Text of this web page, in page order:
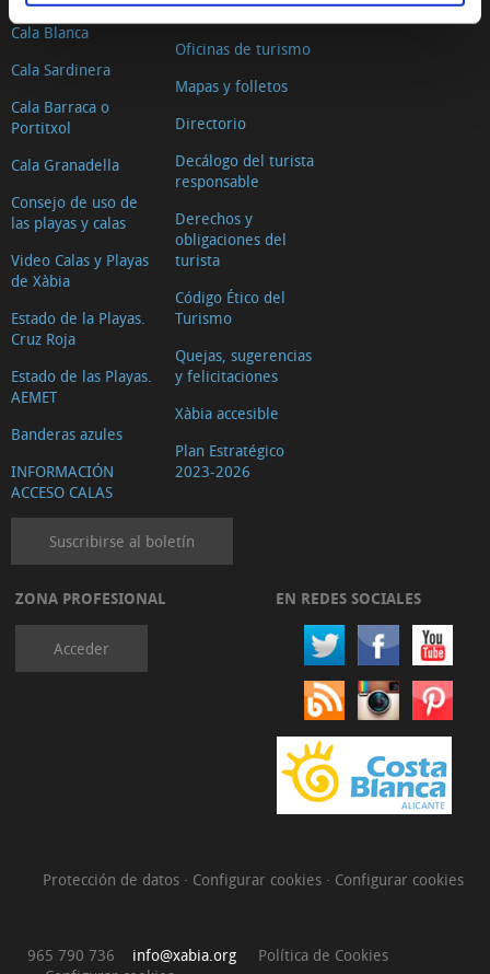
Cala Blanca
Cala Sardinera
Cala Barraca o
Portitxol
Cala Granadella
Consejo de uso de
las playas y calas
Video Calas y Playas
de Xàbia
Estado de la Playas.
Cruz Roja
Estado de las Playas.
AEMET
Banderas azules
INFORMACIÓN
ACCESO CALAS
Dónde dormir
Oficinas de turismo
Mapas y folletos
Directorio
Decálogo del turista
responsable
Derechos y
obligaciones del
turista
Código Ético del
Turismo
Quejas, sugerencias
y felicitaciones
Xàbia accesible
Plan Estratégico
2023-2026
Suscribirse al boletín
ZONA PROFESIONAL
Acceder
EN REDES SOCIALES
Protección de datos · Configurar cookies · Configurar cookies
965 790 736 info@xabia.org
Política de Cookies